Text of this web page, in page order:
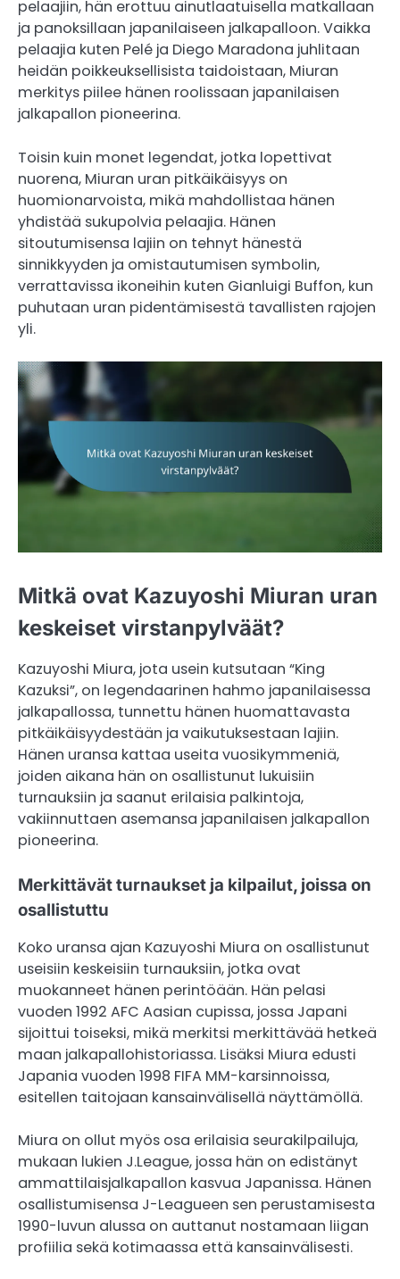
pelaajiin, hän erottuu ainutlaatuisella matkallaan
ja panoksillaan japanilaiseen jalkapalloon. Vaikka
pelaajia kuten Pelé ja Diego Maradona juhlitaan
heidän poikkeuksellisista taidoistaan, Miuran
merkitys piilee hänen roolissaan japanilaisen
jalkapallon pioneerina.
Toisin kuin monet legendat, jotka lopettivat
nuorena, Miuran uran pitkäikäisyys on
huomionarvoista, mikä mahdollistaa hänen
yhdistää sukupolvia pelaajia. Hänen
sitoutumisensa lajiin on tehnyt hänestä
sinnikkyyden ja omistautumisen symbolin,
verrattavissa ikoneihin kuten Gianluigi Buffon, kun
puhutaan uran pidentämisestä tavallisten rajojen
yli.
Mitkä ovat Kazuyoshi Miuran uran
keskeiset virstanpylväät?
Kazuyoshi Miura, jota usein kutsutaan “King
Kazuksi”, on legendaarinen hahmo japanilaisessa
jalkapallossa, tunnettu hänen huomattavasta
pitkäikäisyydestään ja vaikutuksestaan lajiin.
Hänen uransa kattaa useita vuosikymmeniä,
joiden aikana hän on osallistunut lukuisiin
turnauksiin ja saanut erilaisia palkintoja,
vakiinnuttaen asemansa japanilaisen jalkapallon
pioneerina.
Merkittävät turnaukset ja kilpailut, joissa on
osallistuttu
Koko uransa ajan Kazuyoshi Miura on osallistunut
useisiin keskeisiin turnauksiin, jotka ovat
muokanneet hänen perintöään. Hän pelasi
vuoden 1992 AFC Aasian cupissa, jossa Japani
sijoittui toiseksi, mikä merkitsi merkittävää hetkeä
maan jalkapallohistoriassa. Lisäksi Miura edusti
Japania vuoden 1998 FIFA MM-karsinnoissa,
esitellen taitojaan kansainvälisellä näyttämöllä.
Miura on ollut myös osa erilaisia seurakilpailuja,
mukaan lukien J.League, jossa hän on edistänyt
ammattilaisjalkapallon kasvua Japanissa. Hänen
osallistumisensa J-Leagueen sen perustamisesta
1990-luvun alussa on auttanut nostamaan liigan
profiilia sekä kotimaassa että kansainvälisesti.